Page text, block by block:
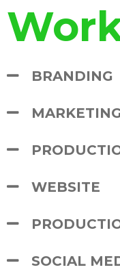
BRANDING
WEBSITE
SOCIAL